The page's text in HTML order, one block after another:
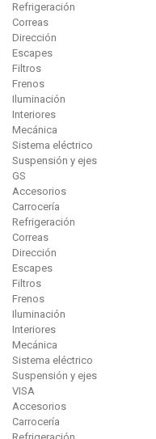
Refrigeración
Correas
Dirección
Escapes
Filtros
Frenos
Iluminación
Interiores
Mecánica
Sistema eléctrico
Suspensión y ejes
GS
Accesorios
Carrocería
Refrigeración
Correas
Dirección
Escapes
Filtros
Frenos
Iluminación
Interiores
Mecánica
Sistema eléctrico
Suspensión y ejes
VISA
Accesorios
Carrocería